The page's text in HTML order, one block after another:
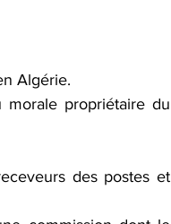
Algérie.
propriétaire du
des postes et